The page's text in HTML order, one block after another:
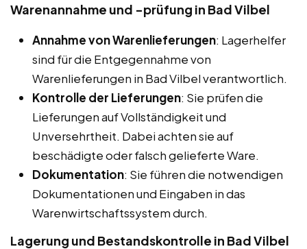
Warenannahme und -prüfung in Bad Vilbel
Annahme von Warenlieferungen: Lagerhelfer
sind für die Entgegennahme von
Warenlieferungen in Bad Vilbel verantwortlich.
Kontrolle der Lieferungen: Sie prüfen die
Lieferungen auf Vollständigkeit und
Unversehrtheit. Dabei achten sie auf
beschädigte oder falsch gelieferte Ware.
Dokumentation: Sie führen die notwendigen
Dokumentationen und Eingaben in das
Warenwirtschaftssystem durch.
Lagerung und Bestandskontrolle in Bad Vilbel